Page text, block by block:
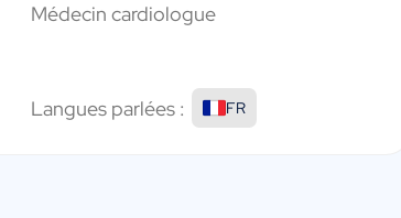
Médecin cardiologue
Langues parlées : FR